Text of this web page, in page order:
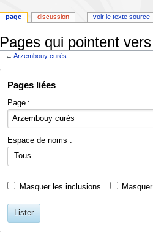
Pages qui pointent
←Arzembouy curés
navigation
recherche
Pages liées
Page :
Espace de noms :
Tous
Masquer les inclusions
Lister
page discussion voir le texte source